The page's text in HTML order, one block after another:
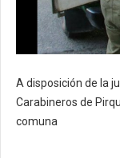
A disposición de la
Carabineros de
comuna